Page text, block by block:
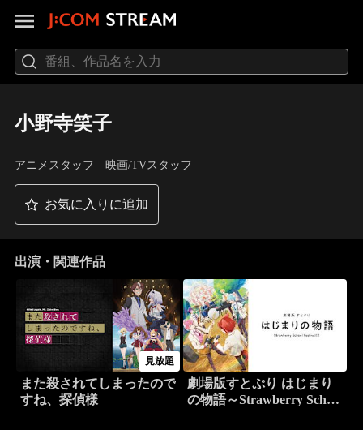
小野寺笑子
アニメスタッフ 映画/TVスタッフ
お気に入りに追加
出演・関連作品
見放題
また殺されてしまったので
すね、探偵様
劇場版すとぷり はじまり
の物語～Strawberry School